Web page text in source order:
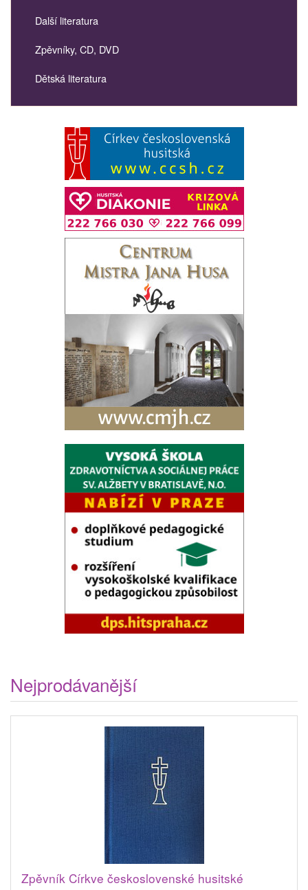
Další literatura
Zpěvníky, CD, DVD
Dětská literatura
Nejprodávanější
Zpěvník Církve československé husitské